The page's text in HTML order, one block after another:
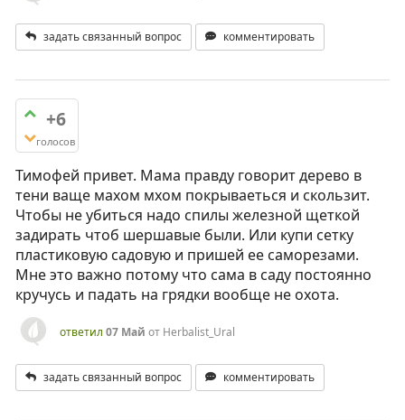
задать связанный вопрос комментировать
+6
голосов
Тимофей привет. Мама правду говорит дерево в
тени ваще махом мхом покрываеться и скользит.
Чтобы не убиться надо спилы железной щеткой
задирать чтоб шершавые были. Или купи сетку
пластиковую садовую и пришей ее саморезами.
Мне это важно потому что сама в саду постоянно
кручусь и падать на грядки вообще не охота.
ответил 07 Май от Herbalist_Ural
задать связанный вопрос комментировать